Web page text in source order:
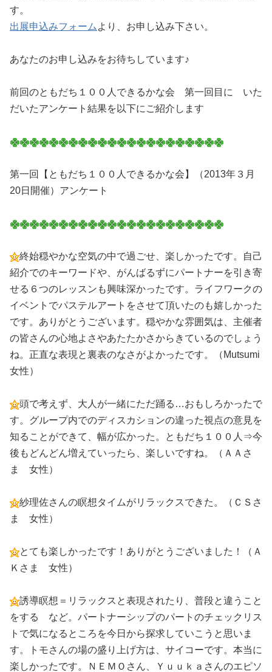
す。
出展申込みフォーム より、お申し込み下さい。
あなたのお申し込みをお待ちしています♪
前回のともだち１００人できるかな会 第一回目に いた
だいたアンケート結果を以下にご紹介します
第一回【ともだち１００人できるかな会】（2013年３月
20日開催）アンケート
終始穏やかな空気の中で過ごせ、楽しかったです。自己
紹介でのキーワードや、がんばるずにパートナーを引き寄
せる６つのレッスンも興味深かったです。ライフワークの
イベントでパステルアートをさせて頂いたのも嬉しかった
です。ありがとうございます。穏やかな雰囲気は、主催者
の皆さんの心地よさやあたたかさからきているのでしょう
ね。正直な表現と裏表のなさがよかったです。（Mutsumi
女性）
頭で考えず、大人が一緒にただ踊る…おもしろかったで
す。グループ内でのディスカションの違った視点の意見を
知ることができて、幅が広かった。ともだち１００人⇒今
後もどんどん増えていったら、楽しいですね。（ＡＡさ
ま 女性）
紗理佐さんの瞑想タイムがリラックスできた。（ＣＳさ
ま 女性）
とても楽しかったです！ありがとうございました！（Ａ
Ｋさま 女性）
誘導瞑想＝リラックスと表現されたり、普段と違うこと
をする など。パートナーシップのパートのチェックリス
トで気になるところを今日から探求していこうと思いま
す。トモさんの場の盛り上げ方は、サイコーです。本当に
楽しかったです。ＮＥＭＯさん、Ｙｕｕｋａさんのエピソ